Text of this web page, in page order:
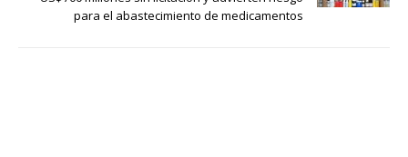
para el abastecimiento de medicamentos